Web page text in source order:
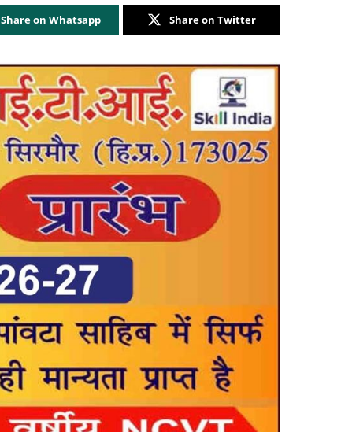
Share on Whatsapp Share on Twitter